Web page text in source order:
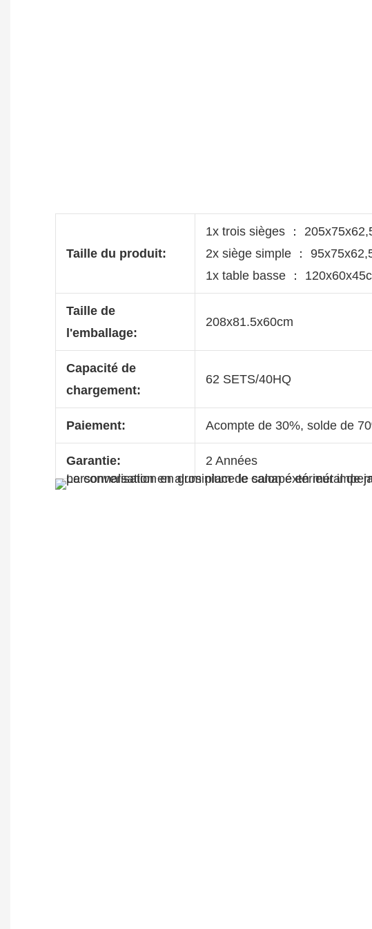
Taille du produit:
1x trois sièges ：
2x siège simple ：
1x table basse ：
Taille de
l'emballage:
208x81.5x60cm
Capacité de
chargement:
62 SETS/40HQ
Paiement: Acompte de 30%, solde de
Garantie: 2 Années